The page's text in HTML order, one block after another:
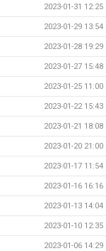
2023-01-31 12:25
2023-01-29 13:54
2023-01-28 19:29
2023-01-27 15:48
2023-01-25 11:00
2023-01-22 15:43
2023-01-21 18:08
2023-01-20 21:00
2023-01-17 11:54
2023-01-16 16:16
2023-01-13 14:04
2023-01-10 12:35
2023-01-06 14:29